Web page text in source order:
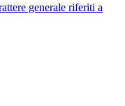
generale riferiti a